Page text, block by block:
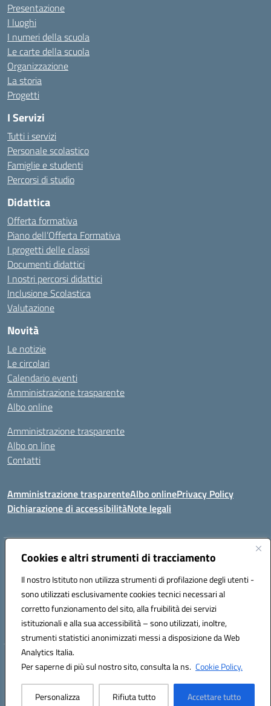
Cookies e altri strumenti di tracciamento
Il nostro Istituto non utilizza strumenti di profilazione degli utenti -
sono utilizzati esclusivamente cookies tecnici necessari al
corretto funzionamento del sito, alla fruibilità dei servizi
istituzionali e alla sua accessibilità – sono utilizzati, inoltre,
strumenti statistici anonimizzati messi a disposizione da Web
Analytics Italia.
Per saperne di più sul nostro sito, consulta la ns. Cookie Policy.
Personalizza Rifiuta tutto Accettare tutto
Presentazione
I luoghi
I numeri della scuola
Le carte della scuola
Organizzazione
La storia
Progetti
I Servizi
Tutti i servizi
Personale scolastico
Famiglie e studenti
Percorsi di studio
Didattica
Offerta formativa
Piano dell’Offerta Formativa
I progetti delle classi
Documenti didattici
I nostri percorsi didattici
Inclusione Scolastica
Valutazione
Novità
Le notizie
Le circolari
Calendario eventi
Amministrazione trasparente
Albo online
Amministrazione trasparente
Albo on line
Contatti
Amministrazione trasparenteAlbo onlinePrivacy Policy
Dichiarazione di accessibilitàNote legali
Indirizzo:Via Tirso, 07011 Bono (SS)
Posta elettronica certificata (PEC):ssic820006@pec.istruzione.it
Codice fiscale: 81000530907
Codice meccanografico: SSIC820006
Hosting & Powered by 3D Solution S.r.l.
Concept & Design by Designers Italia